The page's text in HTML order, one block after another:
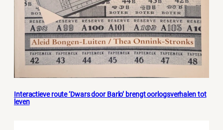
Interactieve route ‘Dwars door Barlo’ brengt oorlogsverhalen tot
leven